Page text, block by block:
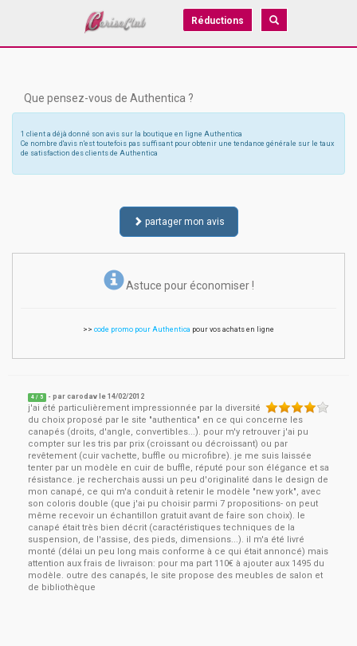
Réductions
Que pensez-vous de Authentica ?
1 client a déjà donné son avis sur la boutique en ligne Authentica
Ce nombre d'avis n'est toutefois pas suffisant pour obtenir une tendance générale sur le taux
de satisfaction des clients de Authentica
partager mon avis
Astuce pour économiser !
>> code promo pour Authentica pour vos achats en ligne
4 / 5 - parcarodav le14/02/2012
j'ai été particulièrement impressionnée par la diversité
du choix proposé par le site "authentica" en ce qui concerne les
canapés (droits, d'angle, convertibles...). pour m'y retrouver j'ai pu
compter sur les tris par prix (croissant ou décroissant) ou par
revêtement (cuir vachette, buffle ou microfibre). je me suis laissée
tenter par un modèle en cuir de buffle, réputé pour son élégance et sa
résistance. je recherchais aussi un peu d'originalité dans le design de
mon canapé, ce qui m'a conduit à retenir le modèle "new york", avec
son coloris double (que j'ai pu choisir parmi 7 propositions- on peut
même recevoir un échantillon gratuit avant de faire son choix). le
canapé était très bien décrit (caractéristiques techniques de la
suspension, de l'assise, des pieds, dimensions...). il m'a été livré
monté (délai un peu long mais conforme à ce qui était annoncé) mais
attention aux frais de livraison: pour ma part 110€ à ajouter aux 1495 du
modèle. outre des canapés, le site propose des meubles de salon et
de bibliothèque